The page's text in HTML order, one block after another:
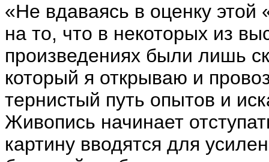
«Не вдаваясь в оценку этой
на то, что в некоторых из
произведениях были лишь
который я открываю и
тернистый путь опытов и
Живопись начинает
картину вводятся для